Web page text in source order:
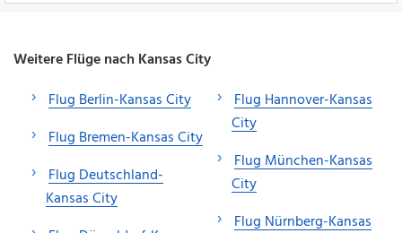
Weitere Flüge nach Kansas City
Flug Berlin-Kansas City
Flug Bremen-Kansas City
Flug Deutschland-
Kansas City
Flug Hannover-Kansas
City
Flug München-Kansas
City
Flug Nürnberg-Kansas